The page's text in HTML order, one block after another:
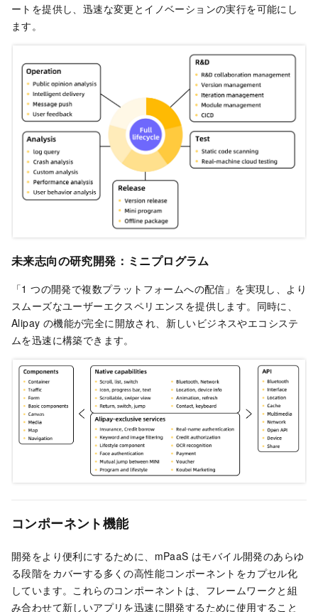
ートを提供し、迅速な変更とイノベーションの実行を可能にし
ます。
未来志向の研究開発：ミニプログラム
「1 つの開発で複数プラットフォームへの配信」を実現し、より
スムーズなユーザーエクスペリエンスを提供します。同時に、
Alipay の機能が完全に開放され、新しいビジネスやエコシステ
ムを迅速に構築できます。
コンポーネント機能
開発をより便利にするために、mPaaS はモバイル開発のあらゆ
る段階をカバーする多くの高性能コンポーネントをカプセル化
しています。これらのコンポーネントは、フレームワークと組
み合わせて新しいアプリを迅速に開発するために使用すること